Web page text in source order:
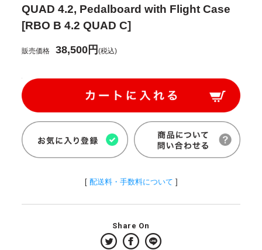
QUAD 4.2, Pedalboard with Flight Case
[RBO B 4.2 QUAD C]
販売価格 38,500円(税込)
[ 配送料・手数料について ]
Share On